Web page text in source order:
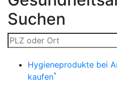
Suchen
Hygieneprodukte bei
kaufen*